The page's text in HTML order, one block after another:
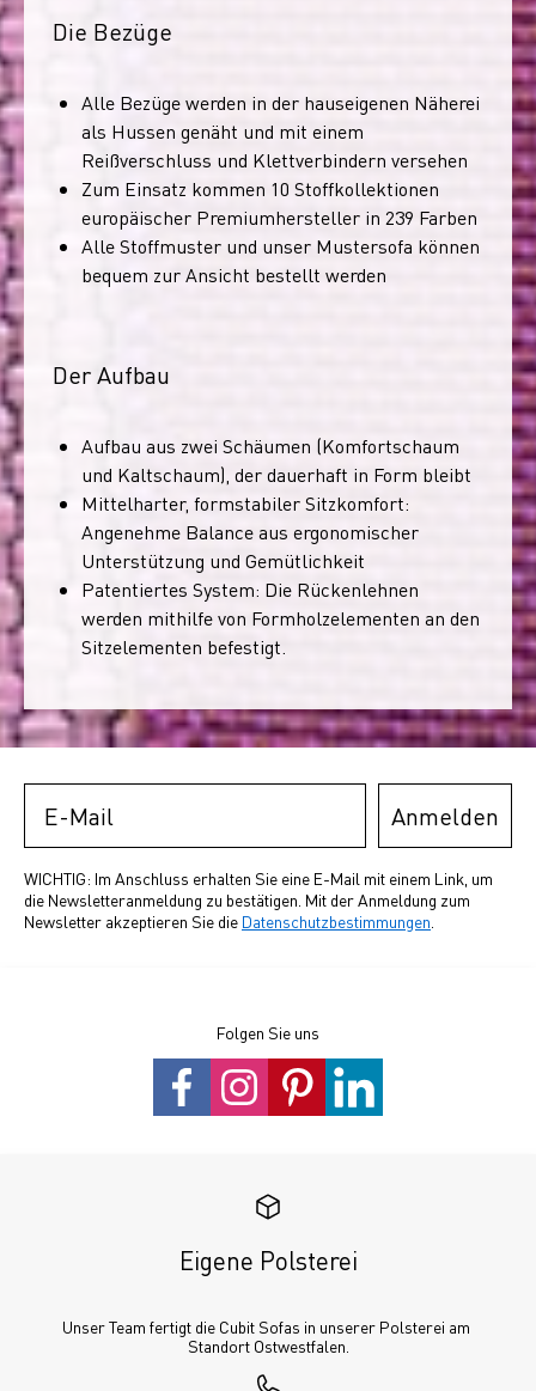
Die Bezüge
Alle Bezüge werden in der hauseigenen Näherei
als Hussen genäht und mit einem
Reißverschluss und Klettverbindern versehen
Zum Einsatz kommen 10 Stoffkollektionen
europäischer Premiumhersteller in 239 Farben
Alle Stoffmuster und unser Mustersofa können
bequem zur Ansicht bestellt werden
Der Aufbau
Aufbau aus zwei Schäumen (Komfortschaum
und Kaltschaum), der dauerhaft in Form bleibt
Mittelharter, formstabiler Sitzkomfort:
Angenehme Balance aus ergonomischer
Unterstützung und Gemütlichkeit
Patentiertes System: Die Rückenlehnen
werden mithilfe von Formholzelementen an den
Sitzelementen befestigt.
Anmelden
WICHTIG: Im Anschluss erhalten Sie eine E-Mail mit einem Link, um
die Newsletteranmeldung zu bestätigen. Mit der Anmeldung zum
Newsletter akzeptieren Sie die Datenschutzbestimmungen
Folgen Sie uns
Eigene Polsterei
Unser Team fertigt die Cubit Sofas in unserer Polsterei am
Standort Ostwestfalen.